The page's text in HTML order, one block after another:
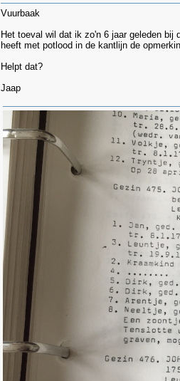
Vuurbaak
Het toeval wil dat ik zo'n 6 jaar geleden
heeft met potlood in de kantlijn de
Helpt dat?
Jaap